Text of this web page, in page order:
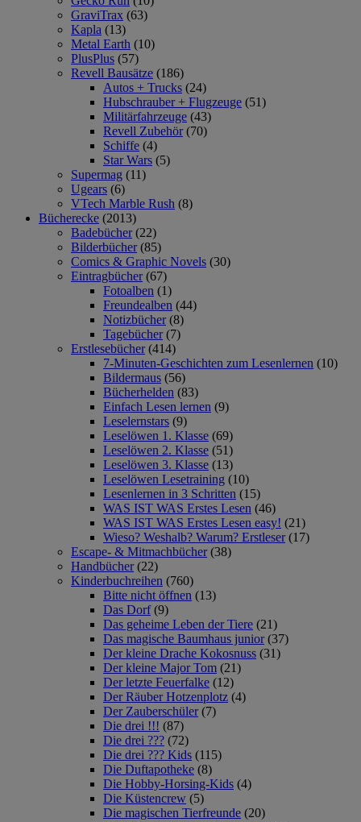
GraviTrax (63)
Kapla (13)
Metal Earth (10)
PlusPlus (57)
Revell Bausätze (186)
Autos + Trucks (24)
Hubschrauber + Flugzeuge (51)
Militärfahrzeuge (43)
Revell Zubehör (70)
Schiffe (4)
Star Wars (5)
Supermag (11)
Ugears (6)
VTech Marble Rush (8)
Bücherecke (2013)
Badebücher (22)
Bilderbücher (85)
Comics & Graphic Novels (30)
Eintragbücher (67)
Fotoalben (1)
Freundealben (44)
Notizbücher (8)
Tagebücher (7)
Erstlesebücher (414)
7-Minuten-Geschichten zum Lesenlernen (10)
Bildermaus (56)
Bücherhelden (83)
Einfach Lesen lernen (9)
Leselernstars (9)
Leselöwen 1. Klasse (69)
Leselöwen 2. Klasse (51)
Leselöwen 3. Klasse (13)
Leselöwen Lesetraining (10)
Lesenlernen in 3 Schritten (15)
WAS IST WAS Erstes Lesen (46)
WAS IST WAS Erstes Lesen easy! (21)
Wieso? Weshalb? Warum? Erstleser (17)
Escape- & Mitmachbücher (38)
Handbücher (22)
Kinderbuchreihen (760)
Bitte nicht öffnen (13)
Das Dorf (9)
Das geheime Leben der Tiere (21)
Das magische Baumhaus junior (37)
Der kleine Drache Kokosnuss (31)
Der kleine Major Tom (21)
Der letzte Feuerfalke (12)
Der Räuber Hotzenplotz (4)
Der Zauberschüler (7)
Die drei !!! (87)
Die drei ??? (72)
Die drei ??? Kids (115)
Die Duftapotheke (8)
Die Hobby-Horsing-Kids (4)
Die Küstencrew (5)
Die magischen Tierfreunde (20)